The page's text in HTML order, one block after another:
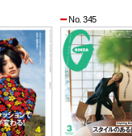
No. 345